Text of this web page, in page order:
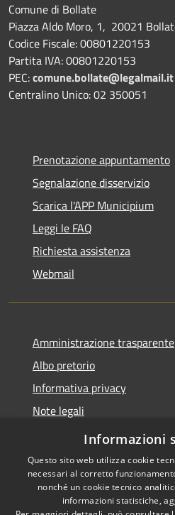
Comune di Bollate
Piazza Aldo Moro, 1, 20021
Codice Fiscale: 00801220153
Partita IVA: 00801220153
PEC:comune.bollate@legalmail.it
Centralino Unico: 02 350051
Prenotazione appuntamento
Segnalazione disservizio
Scarica l'APP Municipium
Leggi le FAQ
Richiesta assistenza
Webmail
Amministrazione trasparente
Albo pretorio
Informativa privacy
Note legali
Dichiarazione di accessibilità
Informazioni
Questo sito web utilizza cookie
necessari al corretto
nonché un cookie tecnico
informazioni statistiche,